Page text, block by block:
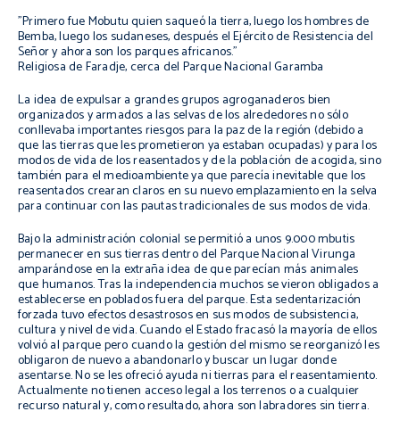
"Primero fue Mobutu quien saqueó la tierra, luego los hombres de
Bemba, luego los sudaneses, después el Ejército de Resistencia del
Señor y ahora son los parques africanos.”
Religiosa de Faradje, cerca del Parque Nacional Garamba
La idea de expulsar a grandes grupos agroganaderos bien
organizados y armados a las selvas de los alrededores no sólo
conllevaba importantes riesgos para la paz de la región (debido a
que las tierras que les prometieron ya estaban ocupadas) y para los
modos de vida de los reasentados y de la población de acogida, sino
también para el medioambiente ya que parecía inevitable que los
reasentados crearan claros en su nuevo emplazamiento en la selva
para continuar con las pautas tradicionales de sus modos de vida.
Bajo la administración colonial se permitió a unos 9.000 mbutis
permanecer en sus tierras dentro del Parque Nacional Virunga
amparándose en la extraña idea de que parecían más animales
que humanos. Tras la independencia muchos se vieron obligados a
establecerse en poblados fuera del parque. Esta sedentarización
forzada tuvo efectos desastrosos en sus modos de subsistencia,
cultura y nivel de vida. Cuando el Estado fracasó la mayoría de ellos
volvió al parque pero cuando la gestión del mismo se reorganizó les
obligaron de nuevo a abandonarlo y buscar un lugar donde
asentarse. No se les ofreció ayuda ni tierras para el reasentamiento.
Actualmente no tienen acceso legal a los terrenos o a cualquier
recurso natural y, como resultado, ahora son labradores sin tierra.